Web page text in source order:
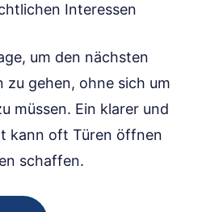
Interessen
um den nächsten
zu gehen, ohne sich um
müssen. Ein klarer und
kann oft Türen öffnen
schaffen.